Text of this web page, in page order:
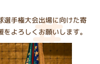
手権大会出場に向けた寄
よろしくお願いします。